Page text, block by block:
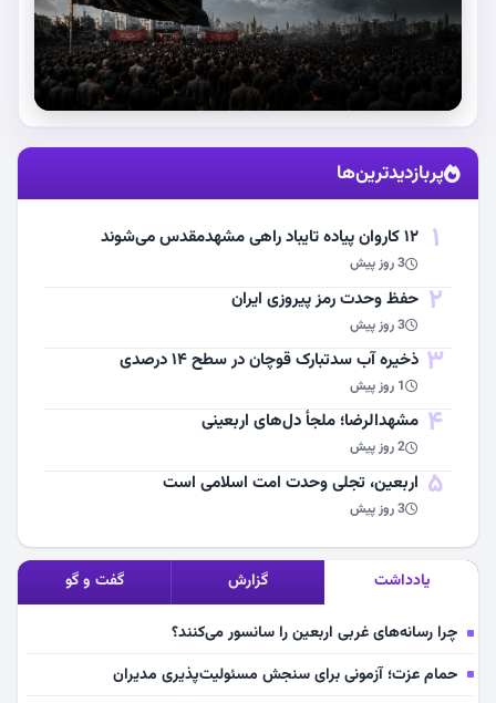
استقبال از آقای شهید ایران
مشاهده اخبار
پربازدیدترین‌ها
1 ۱۲ کاروان پیاده تایباد راهی مشهدمقدس می‌شوند
3 روز پیش
2 حفظ وحدت رمز پیروزی ایران
3 روز پیش
3 ذخیره آب سدتبارک قوچان در سطح ۱۴ درصدی
1 روز پیش
4 مشهد‌الرضا؛ ملجأ دل‌های اربعینی
2 روز پیش
5 اربعین، تجلی وحدت امت اسلامی است
3 روز پیش
یادداشت گزارش گفت و گو
چرا رسانه‌های غربی اربعین را سانسور می‌کنند؟
حمام عزت؛ آزمونی برای سنجش مسئولیت‌پذیری مدیران